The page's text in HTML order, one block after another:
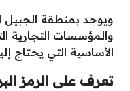
ويوجد بمنطقة الجبيل
والمؤسسات التجارية
الأساسية التي يحتاج
تعرف على الرمز